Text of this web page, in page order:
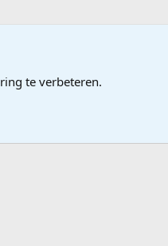
te verbeteren.